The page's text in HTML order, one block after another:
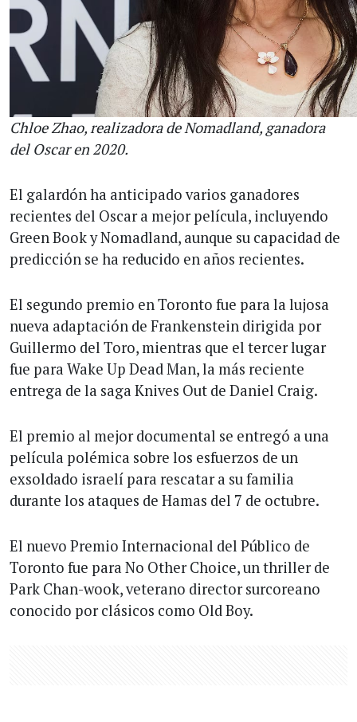
Chloe Zhao, realizadora de Nomadland, ganadora
del Oscar en 2020.
El galardón ha anticipado varios ganadores
recientes del Oscar a mejor película, incluyendo
Green Book y Nomadland, aunque su capacidad de
predicción se ha reducido en años recientes.
El segundo premio en Toronto fue para la lujosa
nueva adaptación de Frankenstein dirigida por
Guillermo del Toro, mientras que el tercer lugar
fue para Wake Up Dead Man, la más reciente
entrega de la saga Knives Out de Daniel Craig.
El premio al mejor documental se entregó a una
película polémica sobre los esfuerzos de un
exsoldado israelí para rescatar a su familia
durante los ataques de Hamas del 7 de octubre.
El nuevo Premio Internacional del Público de
Toronto fue para No Other Choice, un thriller de
Park Chan-wook, veterano director surcoreano
conocido por clásicos como Old Boy.